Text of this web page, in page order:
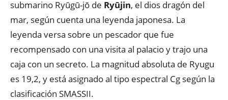
submarino Ryūgū-jō de Ryūjin, el dios dragón del
mar, según cuenta una leyenda japonesa. La
leyenda versa sobre un pescador que fue
recompensado con una visita al palacio y trajo una
caja con un secreto. La magnitud absoluta de Ryugu
es 19,2, y está asignado al tipo espectral Cg según la
clasificación SMASSII.